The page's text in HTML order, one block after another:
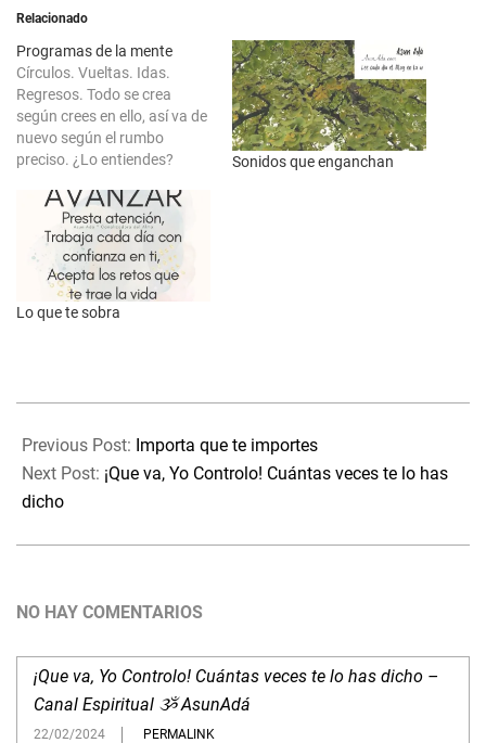
Relacionado
Programas de la mente
Círculos. Vueltas. Idas.
Regresos. Todo se crea
según crees en ello, así va de
nuevo según el rumbo
preciso. ¿Lo entiendes?
pones en práctica tú a diario
para salir de los enganches
de tu mente.
#MensajeEspiritual
#Canalizaciones por Asun
Adá ૐGracias por compartir
Sonidos que enganchan
Lo que te sobra
02-
21
Previous Post: Importa que te importes
Next Post: ¡Que va, Yo Controlo! Cuántas veces te lo has
dicho
NO HAY COMENTARIOS
¡Que va, Yo Controlo! Cuántas veces te lo has dicho –
Canal Espiritual ૐ AsunAdá
22/02/2024 PERMALINK